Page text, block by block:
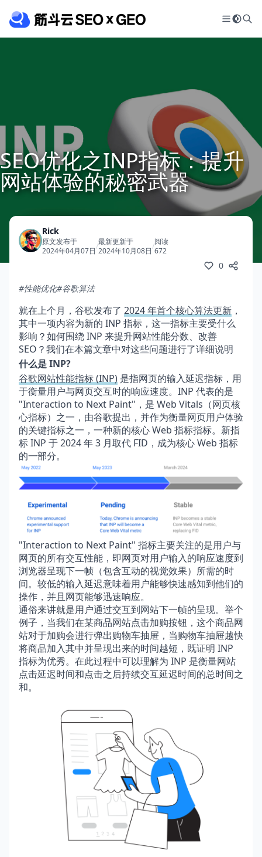
SEO优化之INP指标：提升
网站体验的秘密武器
Rick
原文发布于
2024年04月07日/最新更新于
2024年10月08日/阅读
672
0
#性能优化#谷歌算法
就在上个月，谷歌发布了 2024 年首个核心算法更新 ，
其中一项内容为新的 INP 指标，这一指标主要受什么
影响？如何围绕 INP 来提升网站性能分数、改善
SEO？我们在本篇文章中对这些问题进行了详细说明
什么是 INP?
谷歌网站性能指标 (INP) 是指网页的输入延迟指标，用
于衡量用户与网页交互时的响应速度。INP 代表的是
"Interaction to Next Paint"，是 Web Vitals（网页核
心指标）之一，由谷歌提出，并作为衡量网页用户体验
的关键指标之一，一种新的核心 Web 指标指标。新指
标 INP 于 2024 年 3 月取代 FID，成为核心 Web 指标
的一部分。
"Interaction to Next Paint" 指标主要关注的是用户与
网页的所有交互性能，即网页对用户输入的响应速度到
浏览器呈现下一帧（包含互动的视觉效果）所需的时
间。较低的输入延迟意味着用户能够快速感知到他们的
操作，并且网页能够迅速响应。
通俗来讲就是用户通过交互到网站下一帧的呈现。举个
例子，当我们在某商品网站点击加购按钮，这个商品网
站对于加购会进行弹出购物车抽屉，当购物车抽屉越快
将商品加入其中并呈现出来的时间越短，既证明 INP
指标为优秀。在此过程中可以理解为 INP 是衡量网站
点击延迟时间和点击之后持续交互延迟时间的总时间之
和。